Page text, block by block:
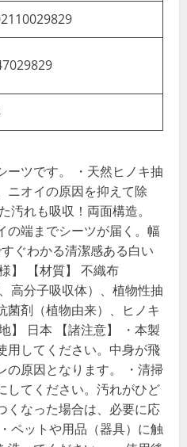
ーツです。 ・天然ヒノキ抽
ニオイの原因を抑えて除
汚れも吸収！両面構造。
の端までシーツが届く。幅
ぐわかる清潔感ある白い
】 【材質】 不織布
高分子吸収体）、植物性抽
菌剤（植物由来）、ヒノキ
】 日本 【諸注意】 ・本製
用してください。中身が飛
の原因となります。 ・清掃
してください。汚れがひど
くなった場合は、必要に応
ペットや用品（器具）に触